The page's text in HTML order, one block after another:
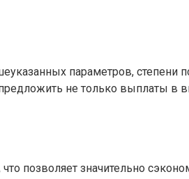
параметров, степени
не только выплаты в
позволяет значительно